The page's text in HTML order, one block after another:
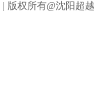
| 版权所有@沈阳超